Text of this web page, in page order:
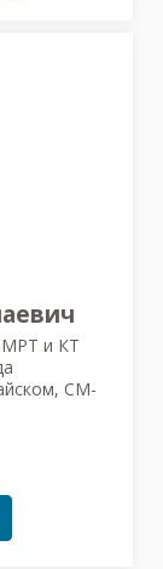
МРТ и КТ
СМ-